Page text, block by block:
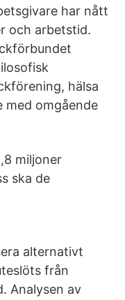
har nått
och arbetstid.
hälsa
med omgående
miljoner
ska de
alternativt
från
Analysen av